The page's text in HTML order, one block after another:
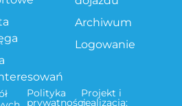
Archiwum
Logowanie
Polityka
prywatności
Projekt i
realizacja: